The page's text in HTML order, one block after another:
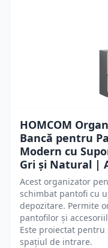
HOMCOM
Bancă pentru
Modern cu
Gri și Natural |
Acest organizator
schimbat pantofi cu
depozitare. Permite
pantofilor și
Este proiectat
spațiul de intrare.